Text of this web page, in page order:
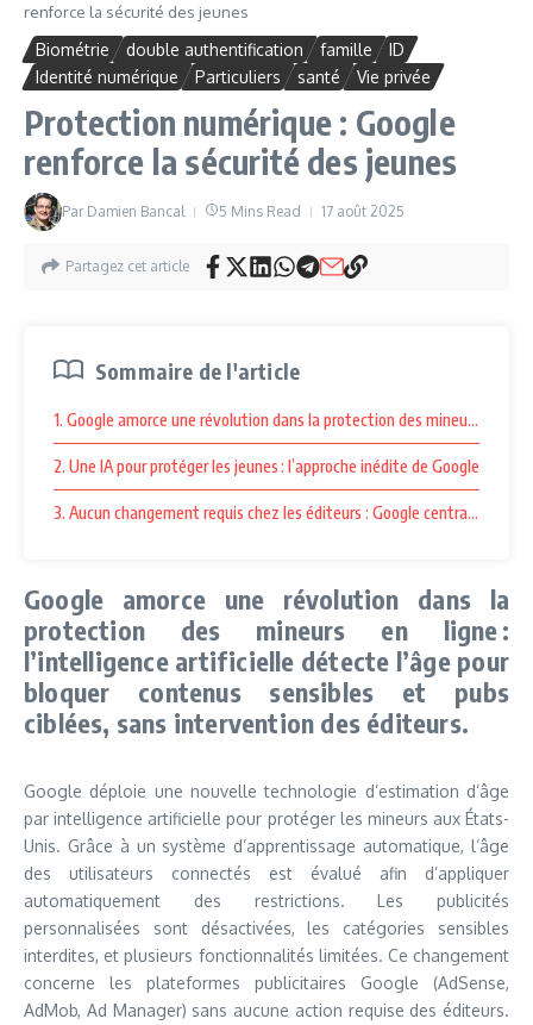
renforce la sécurité des jeunes
Biométrie double authentification famille
ID
Identité numérique
Particuliers santé Vie privée
Protection numérique : Google
renforce la sécurité des jeunes
Par Damien Bancal 5 Mins Read 17 août 2025
Partagez cet article
Sommaire de l'article
1. Google amorce une révolution dans la protection des mineurs en
2. Une IA pour protéger les jeunes : l’approche inédite de Google
3. Aucun changement requis chez les éditeurs : Google centralise la
Google amorce une révolution dans la
protection des mineurs en ligne :
l’intelligence artificielle détecte l’âge pour
bloquer contenus sensibles et pubs
ciblées, sans intervention des éditeurs.
Google déploie une nouvelle technologie d’estimation d’âge
par intelligence artificielle pour protéger les mineurs aux États-
Unis. Grâce à un système d’apprentissage automatique, l’âge
des utilisateurs connectés est évalué afin d’appliquer
automatiquement des restrictions. Les publicités
personnalisées sont désactivées, les catégories sensibles
interdites, et plusieurs fonctionnalités limitées. Ce changement
concerne les plateformes publicitaires Google (AdSense,
AdMob, Ad Manager) sans aucune action requise des éditeurs.